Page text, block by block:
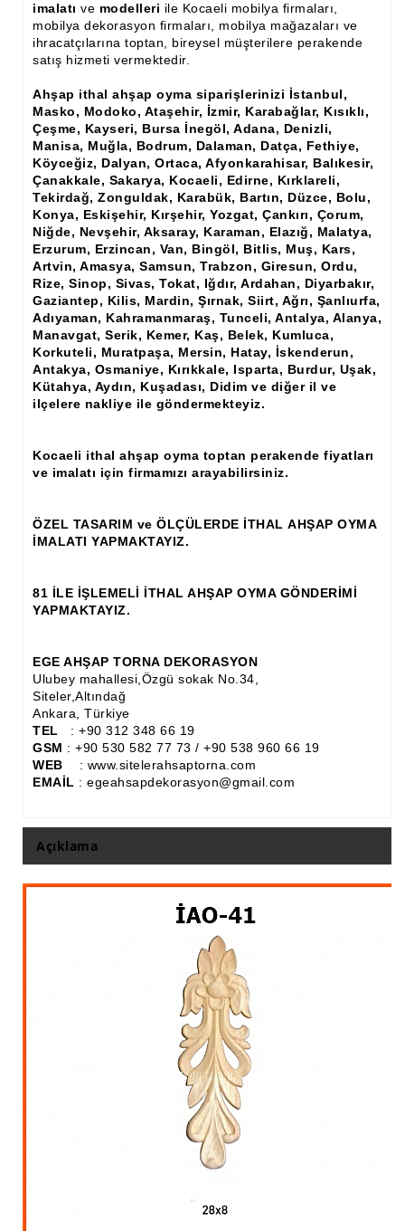
Ham Ahşap Şifonyer İmalatı Modelleri
Ham Ahşap Kitaplık İmalatı, Modelleri
Ham Ahşap Vitrin İmalatı, Modelleri
Ham Ahşap Gümüşlük, Kaşıklık İmalatı, Modelleri
Ham Ahşap Koltuk İmalatı, Modelleri
Ham Ahşap Josefin Koltuk İskelet İmalatı, Modelleri
Ham Ahşap Ayna Çerçeve İmalatı, Modelleri
Ham Ahşap Dekoratif Ürün İmalatı, Modelleri
El Oyması Ham Ahşap Yatak Başlıkları
Ahşap Aksesuarlar
Ahşap İşlemeli Düz Klapa
Ahşap Merdiven Dikmeleri
Ahşap Panjur ve Menfez
Ahşap Profil Çıta
Ahşap Seperatör
Ahşap Tavan Göbeği
Burgulu Çıta İmalatı, Modelleri
Cibinlik
Cnc Ürün Çeşitleri
Diğer Ahşap Ürünler
İthal Çıta İmalatı, Modelleri
Kontraplak Aplik İmalatı Modelleri
Köşe ve Kartonpiyer Profilleri
imalatı ve modelleri ile Kocaeli mobilya firmaları,
mobilya dekorasyon firmaları, mobilya mağazaları ve
ihracatçılarına toptan, bireysel müşterilere perakende
satış hizmeti vermektedir.
Ahşap ithal ahşap oyma siparişlerinizi İstanbul,
Masko, Modoko, Ataşehir, İzmir, Karabağlar, Kısıklı,
Çeşme, Kayseri, Bursa İnegöl, Adana, Denizli,
Manisa, Muğla, Bodrum, Dalaman, Datça, Fethiye,
Köyceğiz, Dalyan, Ortaca, Afyonkarahisar, Balıkesir,
Çanakkale, Sakarya, Kocaeli, Edirne, Kırklareli,
Tekirdağ, Zonguldak, Karabük, Bartın, Düzce, Bolu,
Konya, Eskişehir, Kırşehir, Yozgat, Çankırı, Çorum,
Niğde, Nevşehir, Aksaray, Karaman, Elazığ, Malatya,
Erzurum, Erzincan, Van, Bingöl, Bitlis, Muş, Kars,
Artvin, Amasya, Samsun, Trabzon, Giresun, Ordu,
Rize, Sinop, Sivas, Tokat, Iğdır, Ardahan, Diyarbakır,
Gaziantep, Kilis, Mardin, Şırnak, Siirt, Ağrı, Şanlıurfa,
Adıyaman, Kahramanmaraş, Tunceli, Antalya, Alanya,
Manavgat, Serik, Kemer, Kaş, Belek, Kumluca,
Korkuteli, Muratpaşa, Mersin, Hatay, İskenderun,
Antakya, Osmaniye, Kırıkkale, Isparta, Burdur, Uşak,
Kütahya, Aydın, Kuşadası, Didim ve diğer il ve
ilçelere nakliye ile göndermekteyiz.
Kocaeli ithal ahşap oyma toptan perakende fiyatları
ve imalatı için firmamızı arayabilirsiniz.
ÖZEL TASARIM ve ÖLÇÜLERDE İTHAL AHŞAP OYMA
İMALATI YAPMAKTAYIZ.
81 İLE İŞLEMELİ İTHAL AHŞAP OYMA GÖNDERİMİ
YAPMAKTAYIZ.
EGE AHŞAP TORNA DEKORASYON
Ulubey mahallesi,Özgü sokak No.34,
Siteler,Altındağ
Ankara, Türkiye
TEL : +90 312 348 66 19
GSM : +90 530 582 77 73 / +90 538 960 66 19
WEB : www.sitelerahsaptorna.com
EMAİL : egeahsapdekorasyon@gmail.com
Açıklama